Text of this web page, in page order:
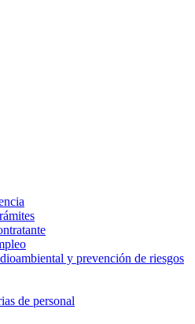
y prevención de riesgos
de personal